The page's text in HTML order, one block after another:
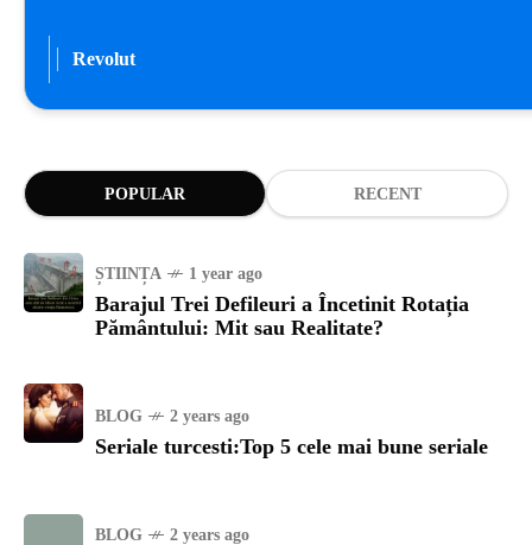
Revolut
POPULAR RECENT
ȘTIINȚA 1 year ago
Barajul Trei Defileuri a Încetinit Rotația
Pământului: Mit sau Realitate?
BLOG 2 years ago
Seriale turcesti:Top 5 cele mai bune seriale
BLOG 2 years ago